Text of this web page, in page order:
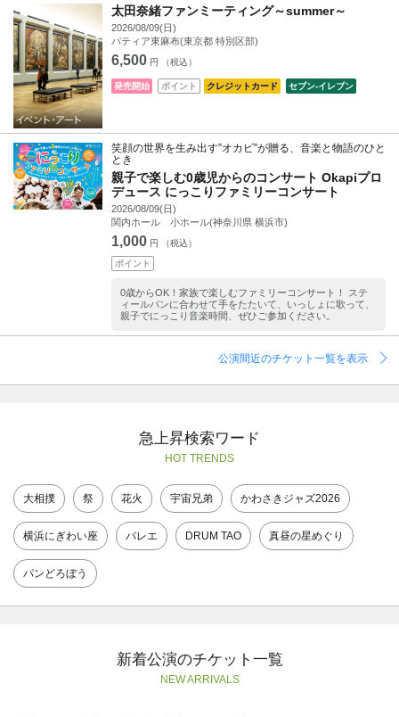
太田奈緒ファンミーティング～summer～
2026/08/09(日)
パティア東麻布(東京都 特別区部)
6,500 円 （税込）
発売開始 ポイント クレジットカード セブン‐イレブン
笑顔の世界を生み出す”オカピ”が贈る、音楽と物語のひと
とき
親子で楽しむ0歳児からのコンサート Okapiプロ
デュース にっこりファミリーコンサート
2026/08/09(日)
関内ホール 小ホール(神奈川県 横浜市)
1,000 円 （税込）
ポイント
0歳からOK！家族で楽しむファミリーコンサート！ ステ
ィールパンに合わせて手をたたいて、いっしょに歌って、
親子でにっこり音楽時間、ぜひご参加ください。
公演間近のチケット一覧を表示
急上昇検索ワード
HOT TRENDS
大相撲 祭 花火 宇宙兄弟 かわさきジャズ2026
横浜にぎわい座 バレエ DRUM TAO 真昼の星めぐり
パンどろぼう
新着公演のチケット一覧
NEW ARRIVALS